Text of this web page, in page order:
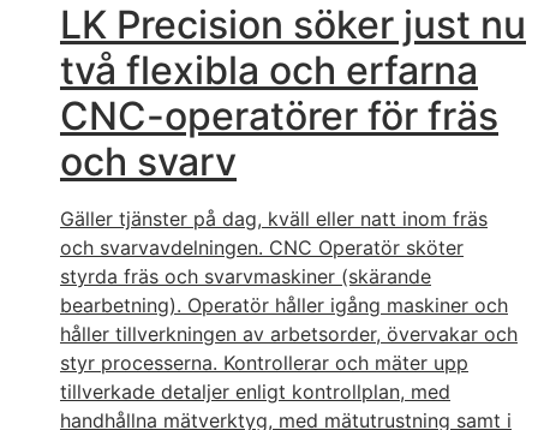
LK Precision söker just nu
två flexibla och erfarna
CNC-operatörer för fräs
och svarv
Gäller tjänster på dag, kväll eller natt inom fräs
och svarvavdelningen. CNC Operatör sköter
styrda fräs och svarvmaskiner (skärande
bearbetning). Operatör håller igång maskiner och
håller tillverkningen av arbetsorder, övervakar och
styr processerna. Kontrollerar och mäter upp
tillverkade detaljer enligt kontrollplan, med
handhållna mätverktyg, med mätutrustning samt i